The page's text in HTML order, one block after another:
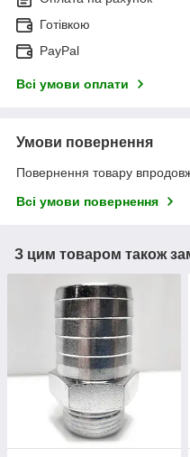
Готівкою
PayPal
Всі умови оплати
Умови повернення
Повернення товару
Всі умови повернення
З цим товаром також